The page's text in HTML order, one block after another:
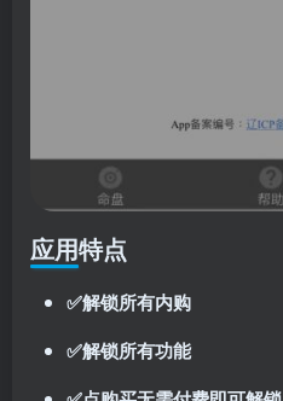
应用特点
✅解锁所有内购
✅解锁所有功能